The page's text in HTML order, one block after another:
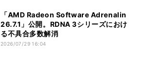
「AMD Radeon Software Adrenalin
26.7.1」公開。RDNA 3シリーズにおけ
る不具合多数解消
2026/07/29 16:04